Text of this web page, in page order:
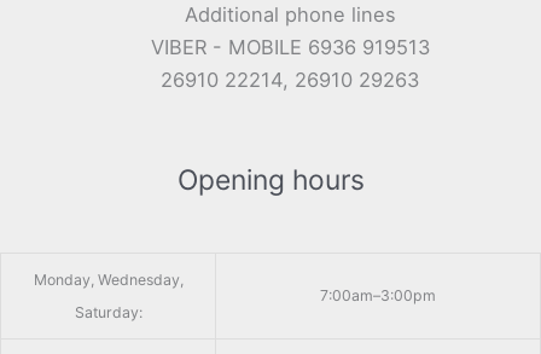
Additional phone lines
VIBER - MOBILE 6936 919513
26910 22214, 26910 29263
Opening hours
Monday, Wednesday,
Saturday:
7:00am–3:00pm